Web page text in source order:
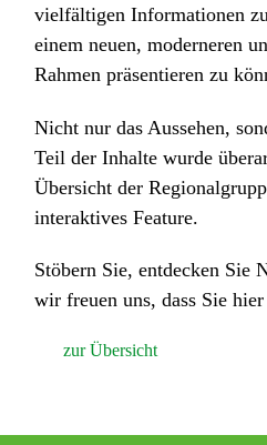
vielfältigen Informationen
einem neuen, moderneren
Rahmen präsentieren zu
Nicht nur das Aussehen,
Teil der Inhalte wurde
Übersicht der
interaktives Feature.
Stöbern Sie, entdecken Sie
wir freuen uns, dass Sie
zur Übersicht